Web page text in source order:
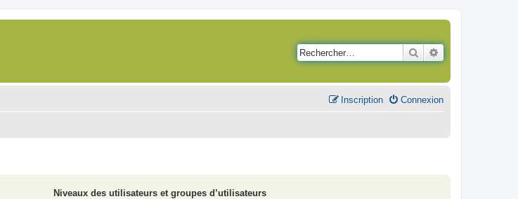
Rechercher
Connexion
Inscription
Niveaux des utilisateurs et groupes d’utilisateurs